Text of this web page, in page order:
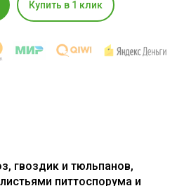
Купить в 1 клик
гвоздик и тюльпанов,
питтоспорума и